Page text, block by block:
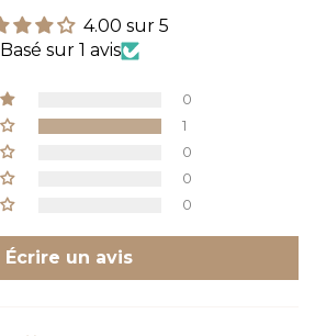
4.00 sur 5
Basé sur 1 avis
0
1
0
0
0
Écrire un avis